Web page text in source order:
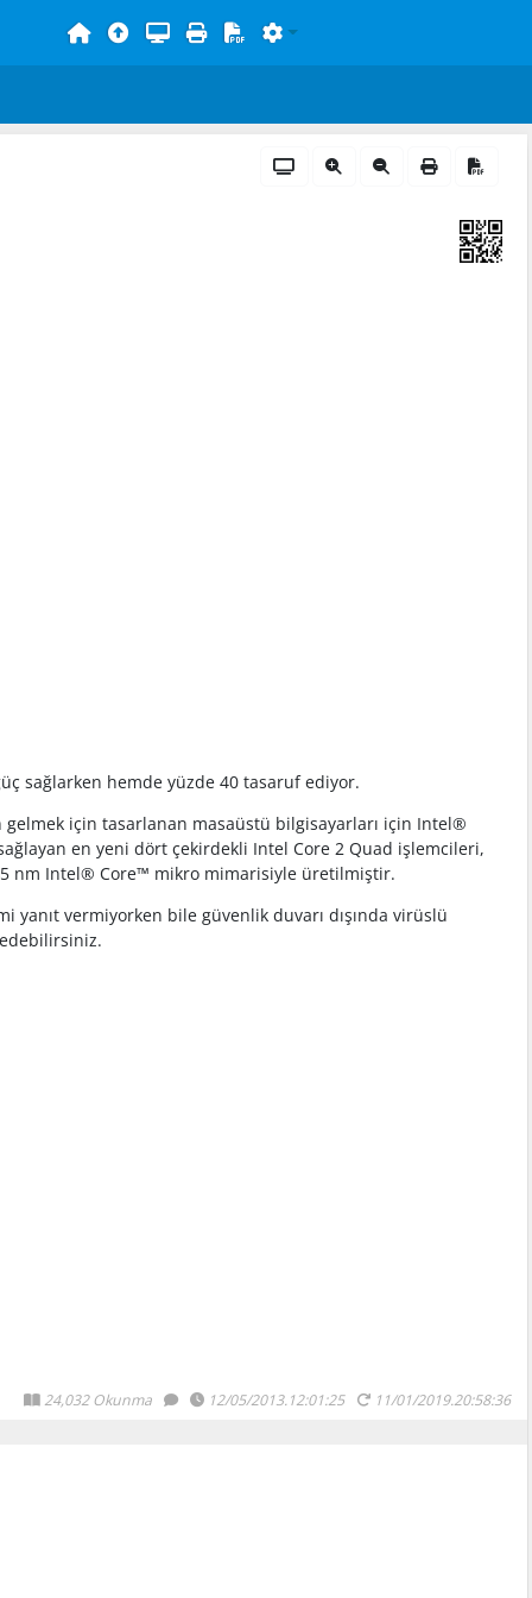
sağlarken hemde yüzde 40 tasaruf ediyor.
için tasarlanan masaüstü bilgisayarları için Intel®
en yeni dört çekirdekli Intel Core 2 Quad işlemcileri,
nm Intel® Core™ mikro mimarisiyle üretilmiştir.
vermiyorken bile güvenlik duvarı dışında virüslü
24,032 Okunma 12/05/2013.12:01:25 11/01/2019.20:58:36